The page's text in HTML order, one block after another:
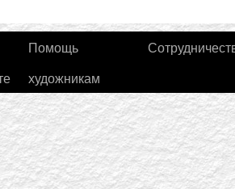
Помощь
художникам